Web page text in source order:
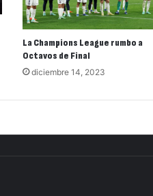
La Champions League rumbo a
Octavos de Final
diciembre 14, 2023